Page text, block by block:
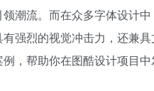
潮流。而在众多字体设计
强烈的视觉冲击力，还兼
，帮助你在图酷设计项目中